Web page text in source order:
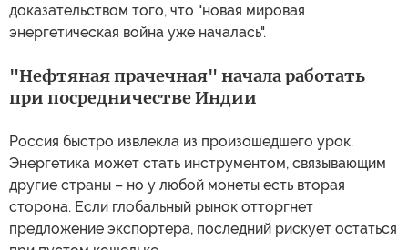
доказательством того, что "новая мировая
энергетическая война уже началась".
"Нефтяная прачечная" начала работать
при посредничестве Индии
Россия быстро извлекла из произошедшего урок.
Энергетика может стать инструментом, связывающим
другие страны – но у любой монеты есть вторая
сторона. Если глобальный рынок отторгнет
предложение экспортера, последний рискует остаться